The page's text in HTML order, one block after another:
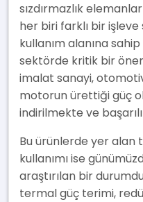
sızdırmazlık
her biri farklı bir
kullanım alanına
sektörde kritik bir
imalat sanayi,
motorun ürettiği güç
indirilmekte ve
Bu ürünlerde yer alan
kullanımı ise
araştırılan bir
termal güç terimi,